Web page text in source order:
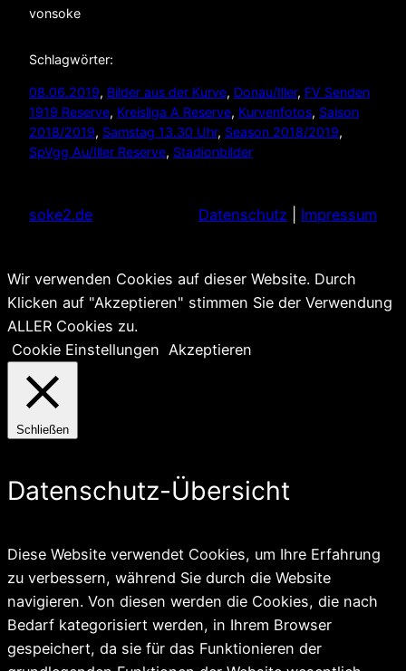
vonsoke
Schlagwörter:
08.06.2019, Bilder aus der Kurve, Donau/Iller, FV Senden
1919 Reserve, Kreisliga A Reserve, Kurvenfotos, Saison
2018/2019, Samstag 13.30 Uhr, Season 2018/2019
SpVgg Au/Iller Reserve, Stadionbilder
soke2.de Datenschutz Impressum
Wir verwenden Cookies auf dieser Website. Durch
Klicken auf "Akzeptieren" stimmen Sie der Verwendung
ALLER Cookies zu.
Cookie Einstellungen Akzeptieren
Schließen
Datenschutz-Übersicht
Diese Website verwendet Cookies, um Ihre Erfahrung
zu verbessern, während Sie durch die Website
navigieren. Von diesen werden die Cookies, die nach
Bedarf kategorisiert werden, in Ihrem Browser
gespeichert, da sie für das Funktionieren der